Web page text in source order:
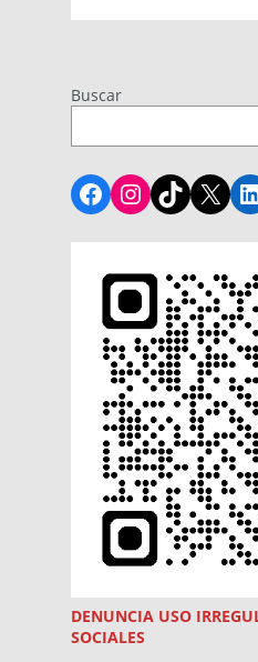
Buscar
Facebook
Instagram
TikTok
X
DENUNCIA USO
SOCIALES